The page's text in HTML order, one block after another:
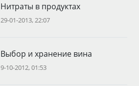
Нитраты в продуктах
29-01-2013, 22:07
Выбор и хранение вина
9-10-2012, 01:53